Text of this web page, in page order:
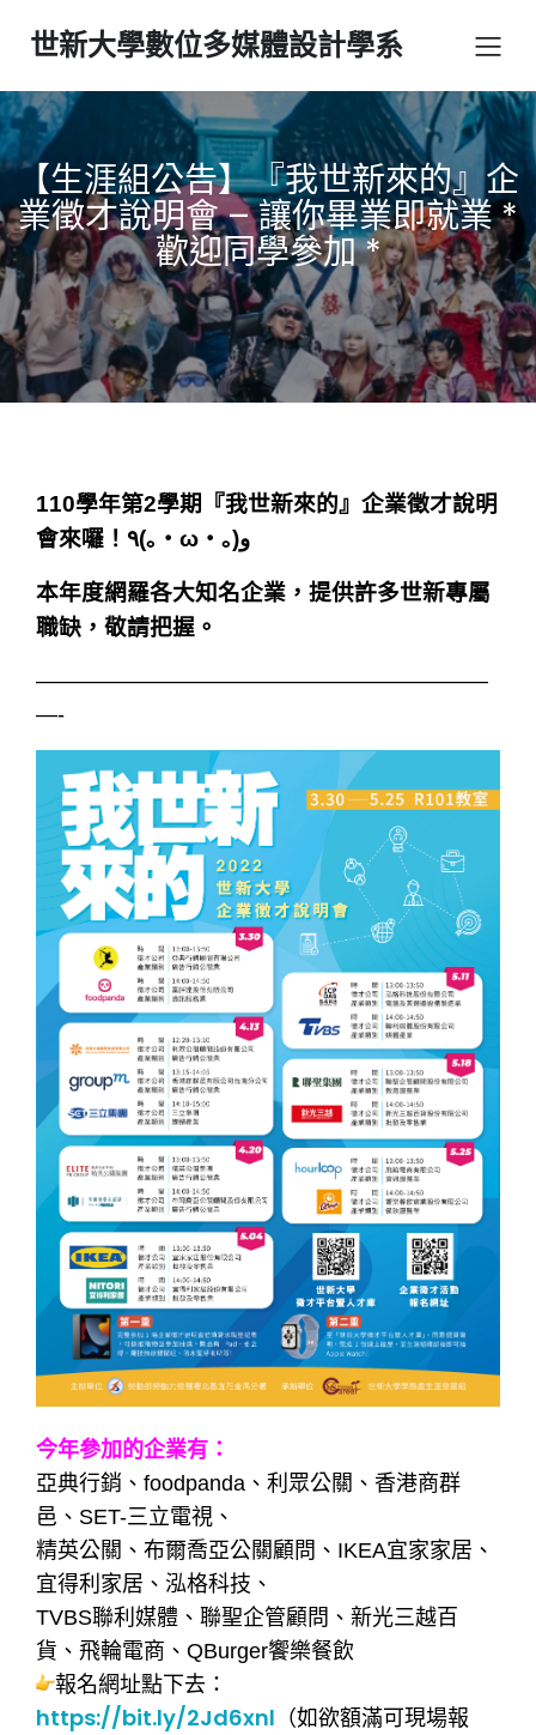
世新大學數位多媒體設計學系
【生涯組公告】『我世新來的』企
業徵才說明會 – 讓你畢業即就業 *
歡迎同學參加 *
110學年第2學期『我世新來的』企業徵才說明
會來囉！٩(｡・ω・｡)و
本年度網羅各大知名企業，提供許多世新專屬
職缺，敬請把握。
—————————————————————
—-
今年參加的企業有：
亞典行銷、foodpanda、利眾公關、香港商群
邑、SET-三立電視、
精英公關、布爾喬亞公關顧問、IKEA宜家家居、
宜得利家居、泓格科技、
TVBS聯利媒體、聯聖企管顧問、新光三越百
貨、飛輪電商、QBurger饗樂餐飲
報名網址點下去：
https://bit.ly/2Jd6xnl （如欲額滿可現場報